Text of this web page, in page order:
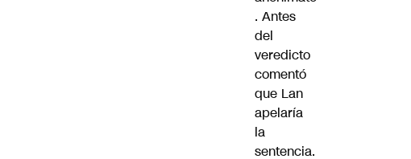
. Antes
del
veredicto
comentó
que Lan
apelaría
la
sentencia.